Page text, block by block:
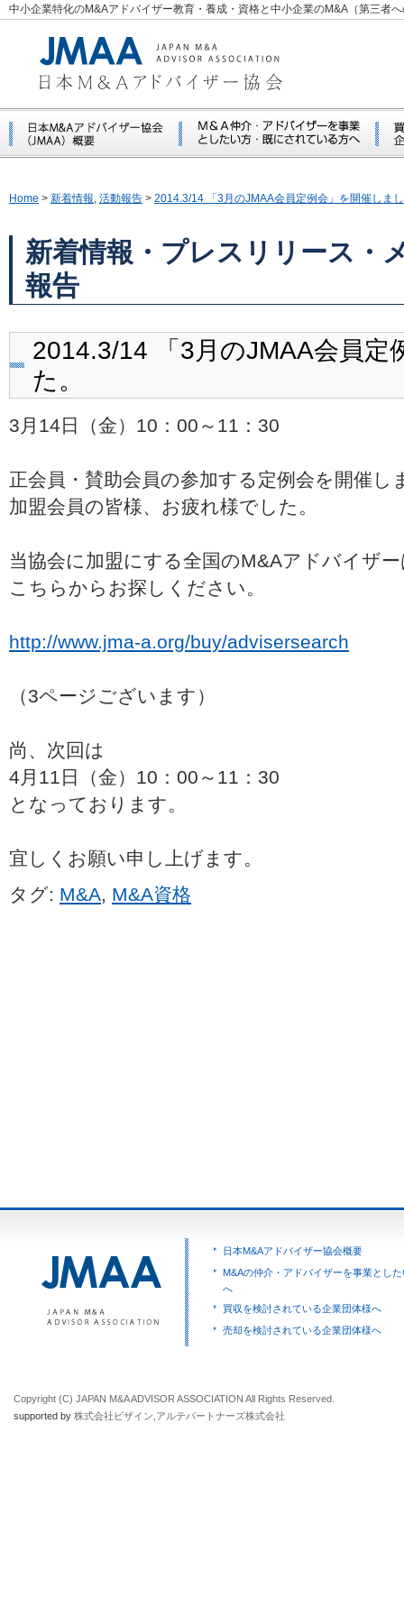
中小企業特化のM&Aアドバイザー教育・養成・資格と中小企業のM&A（第三者
Home > 新着情報, 活動報告 > 2014.3/14 「3月のJMAA会員定例会」を開催しま
新着情報・プレスリリース・
報告
2014.3/14 「3月のJMAA会員定
た。
3月14日（金）10：00～11：30
正会員・賛助会員の参加する定例会を開催し
加盟会員の皆様、お疲れ様でした。
当協会に加盟にする全国のM&Aアドバイザ
こちらからお探しください。
http://www.jma-a.org/buy/advisersearch
（3ページございます）
尚、次回は
4月11日（金）10：00～11：30
となっております。
宜しくお願い申し上げます。
タグ: M&A, M&A資格
日本M&Aアドバイザー協会概要
M&Aの仲介・アドバイザーを事業とし
へ
買収を検討されている企業団体様へ
売却を検討されている企業団体様へ
Copyright (C) JAPAN M&A ADVISOR ASSOCIATION All Rights Reserved.
supported by 株式会社ビザイン アルテパートナーズ株式会社